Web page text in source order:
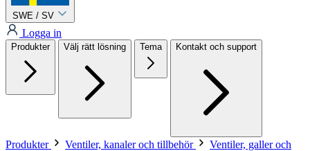
SWE / SV
Logga in
Produkter Välj rätt lösning Tema Kontakt och support
Produkter Ventiler, kanaler och tillbehör
Ventiler, galler och